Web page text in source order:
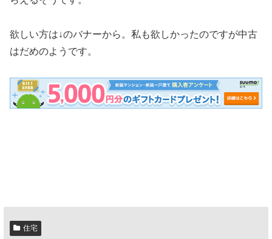
欲しい方は↓のバナーから。私も欲しかったのですが中古
はだめのようです。
住宅